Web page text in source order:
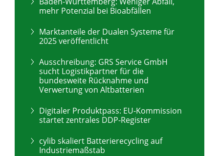
mehr Potenzial bei Bioabfällen
Marktanteile der Dualen Systeme für
2025 veröffentlicht
Ausschreibung: GRS Service GmbH
sucht Logistikpartner für die
bundesweite Rücknahme und
Verwertung von Altbatterien
Digitaler Produktpass: EU-Kommission
startet zentrales DDP-Register
cylib skaliert Batterierecycling auf
Industriemaßstab